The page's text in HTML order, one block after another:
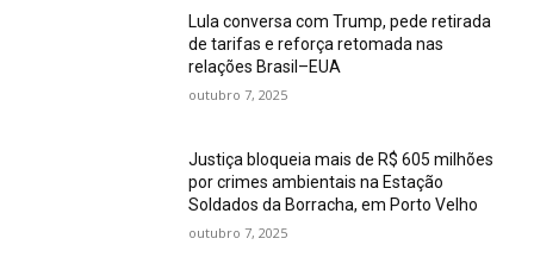
Lula conversa com Trump, pede retirada
de tarifas e reforça retomada nas
relações Brasil–EUA
outubro 7, 2025
Justiça bloqueia mais de R$ 605 milhões
por crimes ambientais na Estação
Soldados da Borracha, em Porto Velho
outubro 7, 2025